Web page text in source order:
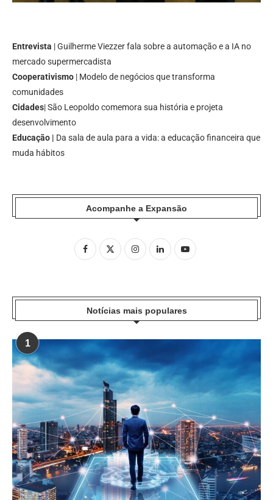
Entrevista | Guilherme Viezzer fala sobre a automação e a IA no
mercado supermercadista
Cooperativismo | Modelo de negócios que transforma
comunidades
Cidades| São Leopoldo comemora sua história e projeta
desenvolvimento
Educação | Da sala de aula para a vida: a educação financeira que
muda hábitos
Acompanhe a Expansão
Notícias mais populares
1